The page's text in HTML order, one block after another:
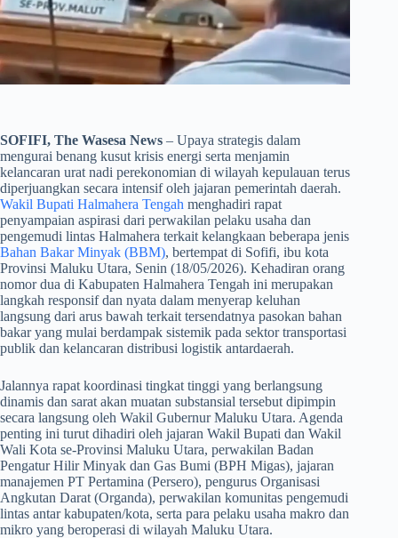
SOFIFI, The Wasesa News – Upaya strategis dalam
mengurai benang kusut krisis energi serta menjamin
kelancaran urat nadi perekonomian di wilayah kepulauan terus
diperjuangkan secara intensif oleh jajaran pemerintah daerah.
Wakil Bupati Halmahera Tengah menghadiri rapat
penyampaian aspirasi dari perwakilan pelaku usaha dan
pengemudi lintas Halmahera terkait kelangkaan beberapa jenis
Bahan Bakar Minyak (BBM), bertempat di Sofifi, ibu kota
Provinsi Maluku Utara, Senin (18/05/2026). Kehadiran orang
nomor dua di Kabupaten Halmahera Tengah ini merupakan
langkah responsif dan nyata dalam menyerap keluhan
langsung dari arus bawah terkait tersendatnya pasokan bahan
bakar yang mulai berdampak sistemik pada sektor transportasi
publik dan kelancaran distribusi logistik antardaerah.
​Jalannya rapat koordinasi tingkat tinggi yang berlangsung
dinamis dan sarat akan muatan substansial tersebut dipimpin
secara langsung oleh Wakil Gubernur Maluku Utara. Agenda
penting ini turut dihadiri oleh jajaran Wakil Bupati dan Wakil
Wali Kota se-Provinsi Maluku Utara, perwakilan Badan
Pengatur Hilir Minyak dan Gas Bumi (BPH Migas), jajaran
manajemen PT Pertamina (Persero), pengurus Organisasi
Angkutan Darat (Organda), perwakilan komunitas pengemudi
lintas antar kabupaten/kota, serta para pelaku usaha makro dan
mikro yang beroperasi di wilayah Maluku Utara.